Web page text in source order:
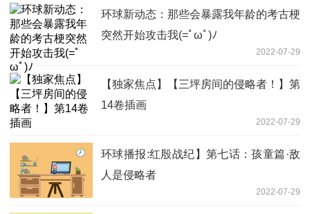
环球新动态：那些会暴露我年龄的考古梗
突然开始攻击我(=ﾟωﾟ)ﾉ
2022-07-29
【独家焦点】【三坪房间的侵略者！】第
14卷插画
2022-07-29
环球播报:红殷战纪】第七话：孩童篇·敌
人是侵略者
2022-07-29